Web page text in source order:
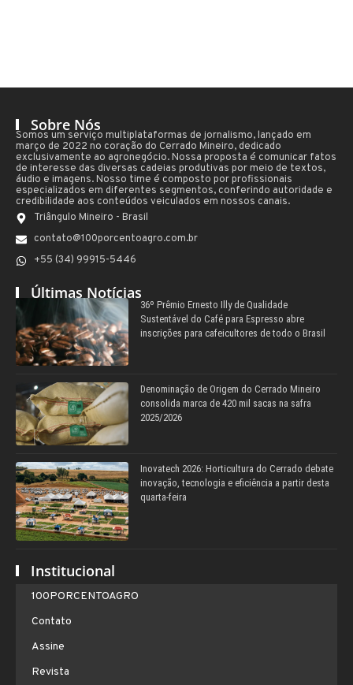
Sobre Nós
Somos um serviço multiplataformas de jornalismo, lançado em
março de 2022 no coração do Cerrado Mineiro, dedicado
exclusivamente ao agronegócio. Nossa proposta é comunicar fatos
de interesse das diversas cadeias produtivas por meio de textos,
áudio e imagens. Nosso time é composto por profissionais
especializados em diferentes segmentos, conferindo autoridade e
credibilidade aos conteúdos veiculados em nossos canais.
Triângulo Mineiro - Brasil
contato@100porcentoagro.com.br
+55 (34) 99915-5446
Últimas Notícias
36º Prêmio Ernesto Illy de Qualidade
Sustentável do Café para Espresso abre
inscrições para cafeicultores de todo o Brasil
Denominação de Origem do Cerrado Mineiro
consolida marca de 420 mil sacas na safra
2025/2026
Inovatech 2026: Horticultura do Cerrado debate
inovação, tecnologia e eficiência a partir desta
quarta-feira
Institucional
100PORCENTOAGRO
Contato
Assine
Revista